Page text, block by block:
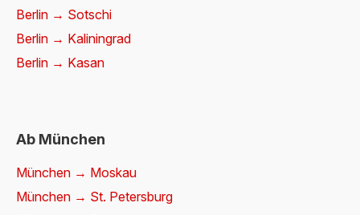
Berlin → Sotschi
Berlin → Kaliningrad
Berlin → Kasan
Ab München
München → Moskau
München → St. Petersburg